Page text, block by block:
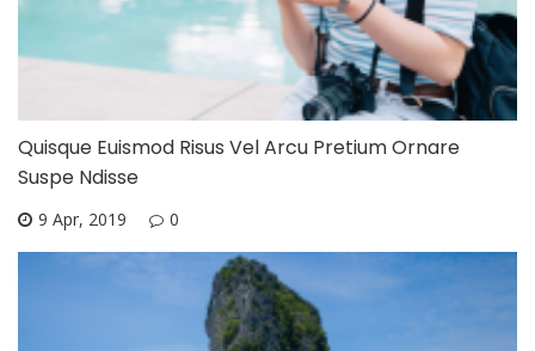
Quisque Euismod Risus Vel Arcu Pretium Ornare
Suspe Ndisse
9 Apr, 2019 0